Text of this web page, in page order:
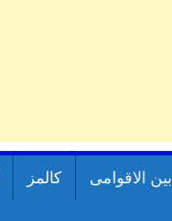
بین الاقوامی کالمز